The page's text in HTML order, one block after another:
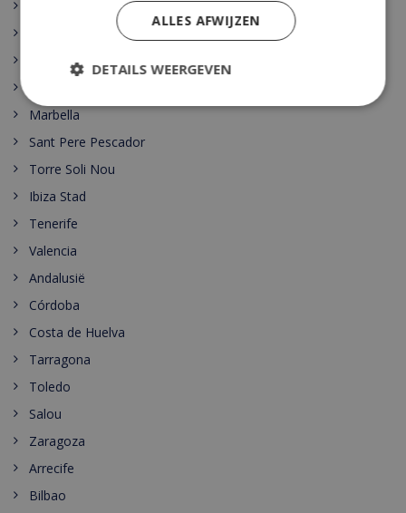
Cala Vadella
Marbella
Sant Pere Pescador
Torre Soli Nou
Ibiza Stad
Tenerife
Valencia
Andalusië
Córdoba
Costa de Huelva
Tarragona
Toledo
Salou
Zaragoza
Arrecife
Bilbao
ALLES AFWIJZEN
DETAILS WEERGEVEN